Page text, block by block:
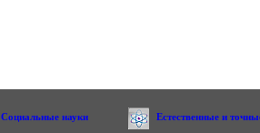
Социальные науки Естественные и